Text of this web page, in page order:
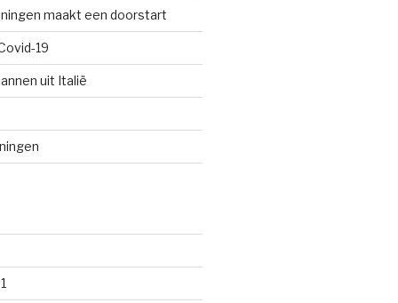
maakt een doorstart
19
uit Italië